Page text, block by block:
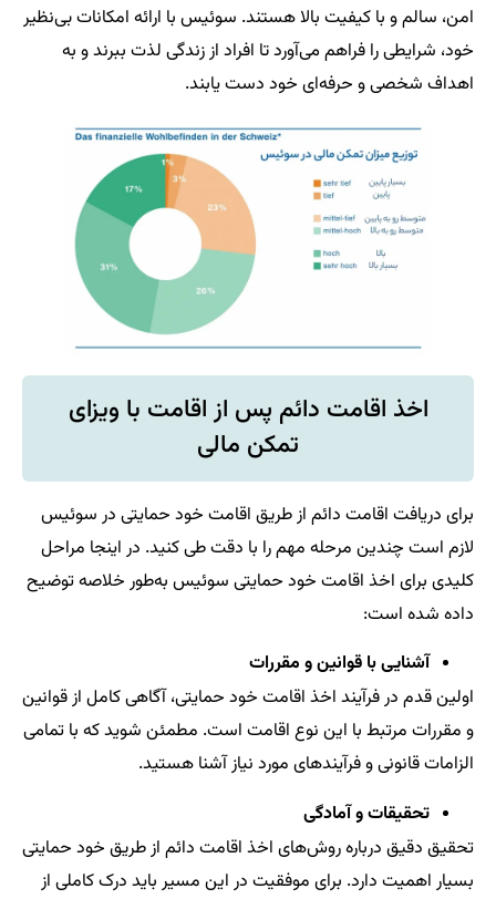
امن، سالم و با کیفیت بالا هستند. سوئیس با ارائه امکانات بی‌نظیر
خود، شرایطی را فراهم می‌آورد تا افراد از زندگی لذت ببرند و به
اهداف شخصی و حرفه‌ای خود دست یابند.
اخذ اقامت دائم پس از اقامت با ویزای
تمکن مالی
برای دریافت اقامت دائم از طریق اقامت خود حمایتی در سوئیس
لازم است چندین مرحله مهم را با دقت طی کنید. در اینجا مراحل
کلیدی برای اخذ اقامت خود حمایتی سوئیس به‌طور خلاصه توضیح
داده شده است:
آشنایی با قوانین و مقررات
اولین قدم در فرآیند اخذ اقامت خود حمایتی، آگاهی کامل از قوانین
و مقررات مرتبط با این نوع اقامت است. مطمئن شوید که با تمامی
الزامات قانونی و فرآیندهای مورد نیاز آشنا هستید.
تحقیقات و آمادگی
تحقیق دقیق درباره روش‌های اخذ اقامت دائم از طریق خود حمایتی
بسیار اهمیت دارد. برای موفقیت در این مسیر باید درک کاملی از